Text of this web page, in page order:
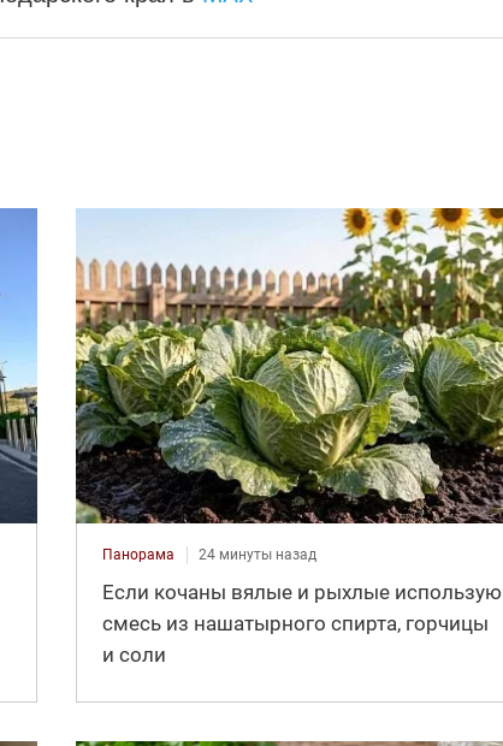
Панорама 24 минуты назад
Если кочаны вялые и рыхлые использую
смесь из нашатырного спирта, горчицы
и соли